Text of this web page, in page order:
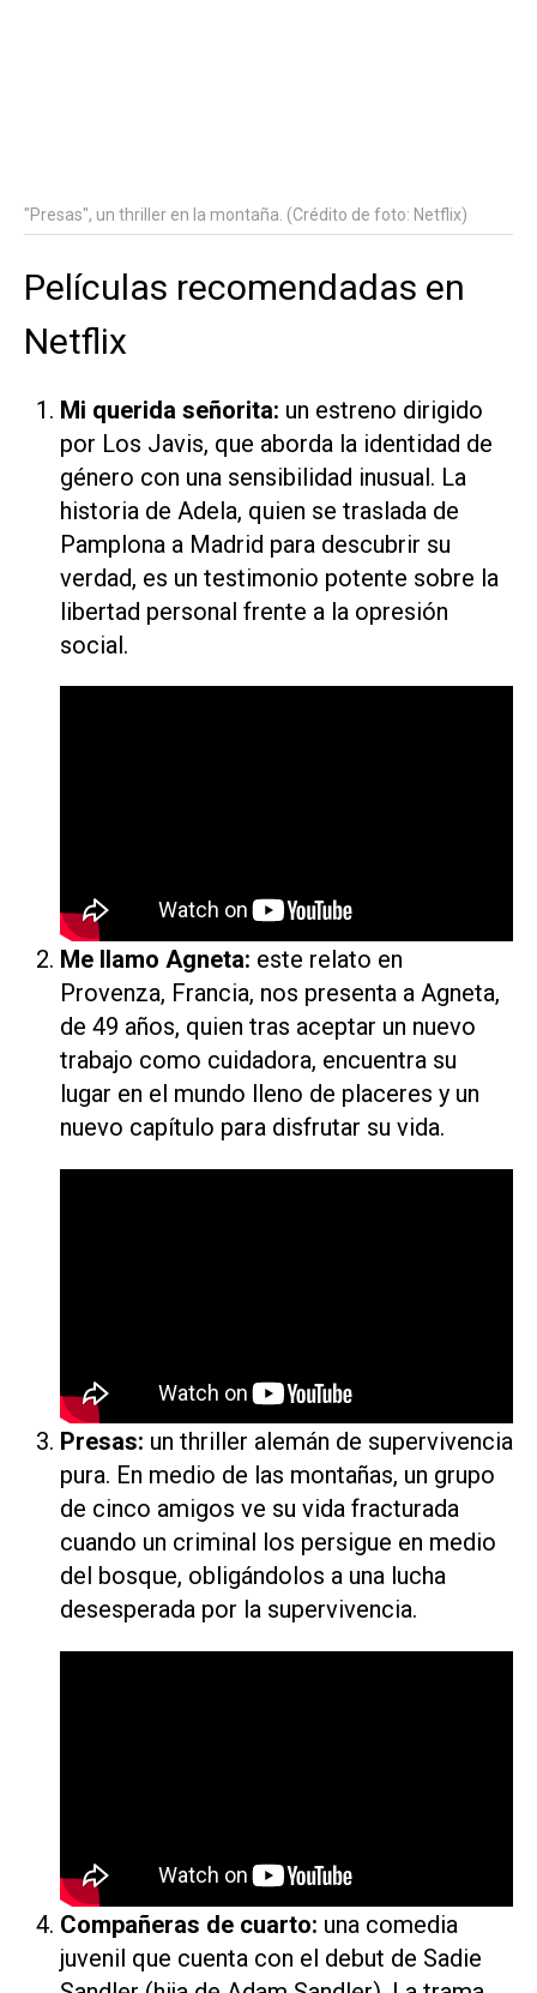
"Presas", un thriller en la montaña. (Crédito de foto: Netflix)
Películas recomendadas en
Netflix
Mi querida señorita: un estreno dirigido
por Los Javis, que aborda la identidad de
género con una sensibilidad inusual. La
historia de Adela, quien se traslada de
Pamplona a Madrid para descubrir su
verdad, es un testimonio potente sobre la
libertad personal frente a la opresión
social.
Me llamo Agneta: este relato en
Provenza, Francia, nos presenta a Agneta,
de 49 años, quien tras aceptar un nuevo
trabajo como cuidadora, encuentra su
lugar en el mundo lleno de placeres y un
nuevo capítulo para disfrutar su vida.
Presas: un thriller alemán de supervivencia
pura. En medio de las montañas, un grupo
de cinco amigos ve su vida fracturada
cuando un criminal los persigue en medio
del bosque, obligándolos a una lucha
desesperada por la supervivencia.
Compañeras de cuarto: una comedia
juvenil que cuenta con el debut de Sadie